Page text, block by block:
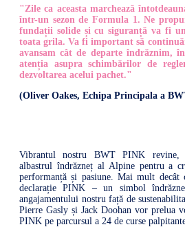
"Zile ca aceasta marchează
într-un sezon de Formula 1. Ne
fundații solide și cu siguranță va fi
toata grila. Va fi important să
avansam cât de departe îndrăznim,
atenția asupra schimbărilor de
dezvoltarea acelui pachet."
(Oliver Oakes, Echipa Principala a
Vibrantul nostru BWT PINK revine,
albastrul îndrăzneț al Alpine pentru a
performanță și pasiune. Mai mult
declarație PINK – un simbol
angajamentului nostru față de
Pierre Gasly și Jack Doohan vor prelua
PINK pe parcursul a 24 de curse